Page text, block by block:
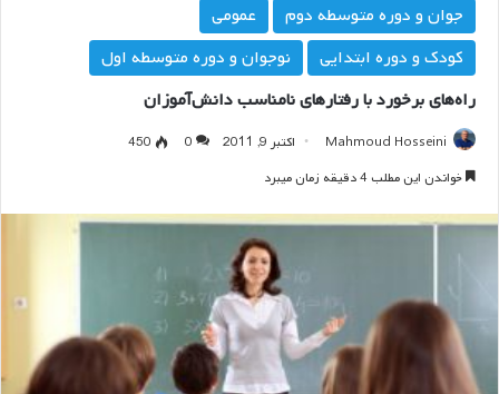
جوان و دوره متوسطه دوم
عمومی
کودک و دوره ابتدایی
نوجوان و دوره متوسطه اول
راه‌هاي برخورد با رفتارهاي نامناسب دانش‌آموزان
Mahmoud Hosseini اکتبر 9, 2011 0
450
خواندن این مطلب 4 دقیقه زمان میبرد